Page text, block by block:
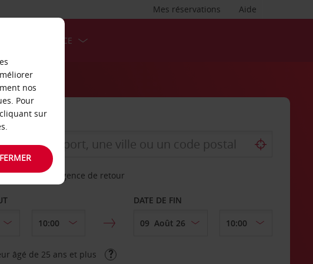
Aide
Mes réservations
LIBRE-SERVICE
une autre agence de retour
DATE DE FIN
âgé de 25 ans et plus
nos
Pour
sur